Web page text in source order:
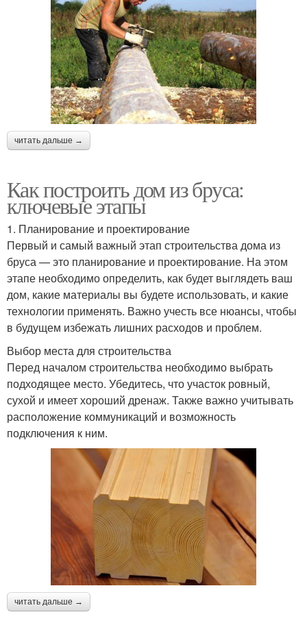
читать дальше →
Как построить дом из бруса:
ключевые этапы
1. Планирование и проектирование
Первый и самый важный этап строительства дома из
бруса — это планирование и проектирование. На этом
этапе необходимо определить, как будет выглядеть ваш
дом, какие материалы вы будете использовать, и какие
технологии применять. Важно учесть все нюансы, чтобы
в будущем избежать лишних расходов и проблем.
Выбор места для строительства
Перед началом строительства необходимо выбрать
подходящее место. Убедитесь, что участок ровный,
сухой и имеет хороший дренаж. Также важно учитывать
расположение коммуникаций и возможность
подключения к ним.
читать дальше →